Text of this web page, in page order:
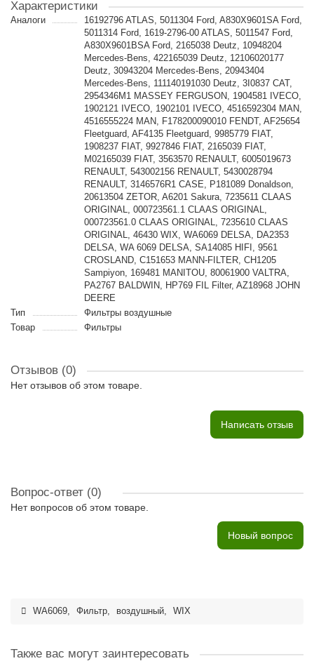
Характеристики
Аналоги
16192796 ATLAS, 5011304 Ford, A830X9601SA Ford,
5011314 Ford, 1619-2796-00 ATLAS, 5011547 Ford,
A830X9601BSA Ford, 2165038 Deutz, 10948204
Mercedes-Bens, 422165039 Deutz, 12106020177
Deutz, 30943204 Mercedes-Bens, 20943404
Mercedes-Bens, 111140191030 Deutz, 3I0837 CAT,
2954346M1 MASSEY FERGUSON, 1904581 IVECO,
1902121 IVECO, 1902101 IVECO, 4516592304 MAN,
4516555224 MAN, F178200090010 FENDT, AF25654
Fleetguard, AF4135 Fleetguard, 9985779 FIAT,
1908237 FIAT, 9927846 FIAT, 2165039 FIAT,
M02165039 FIAT, 3563570 RENAULT, 6005019673
RENAULT, 543002156 RENAULT, 5430028794
RENAULT, 3146576R1 CASE, P181089 Donaldson,
20613504 ZETOR, A6201 Sakura, 7235611 CLAAS
ORIGINAL, 000723561.1 CLAAS ORIGINAL,
000723561.0 CLAAS ORIGINAL, 7235610 CLAAS
ORIGINAL, 46430 WIX, WA6069 DELSA, DA2353
DELSA, WA 6069 DELSA, SA14085 HIFI, 9561
CROSLAND, C151653 MANN-FILTER, CH1205
Sampiyon, 169481 MANITOU, 80061900 VALTRA,
PA2767 BALDWIN, HP769 FIL Filter, AZ18968 JOHN
DEERE
Тип
Фильтры воздушные
Товар
Фильтры
Отзывов (0)
Нет отзывов об этом товаре.
Написать отзыв
Вопрос-ответ (0)
Нет вопросов об этом товаре.
Новый вопрос
WA6069, Фильтр, воздушный, WIX
Также вас могут заинтересовать